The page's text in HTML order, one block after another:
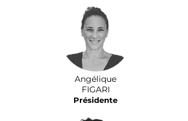
Angélique
FIGARI
Présidente